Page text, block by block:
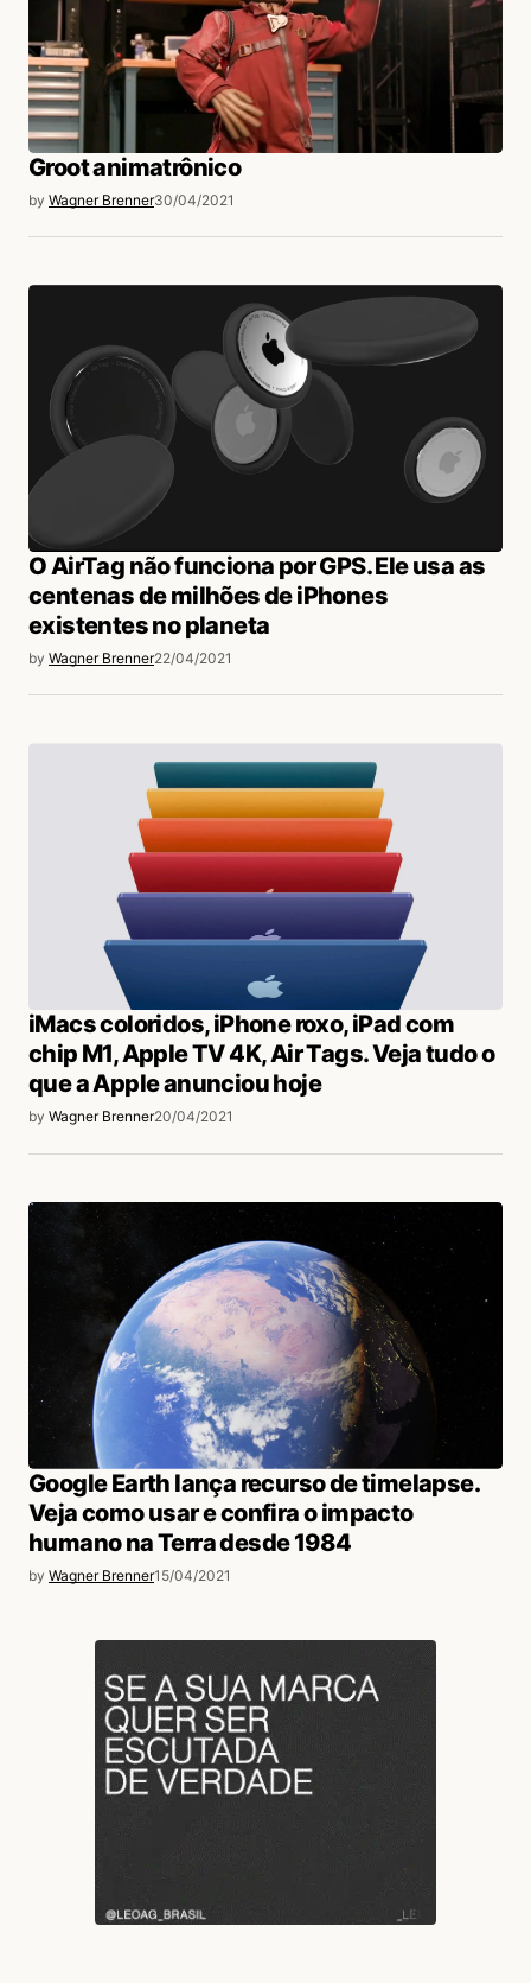
Groot animatrônico
by Wagner Brenner30/04/2021
O AirTag não funciona por GPS. Ele usa as
centenas de milhões de iPhones
existentes no planeta
by Wagner Brenner22/04/2021
iMacs coloridos, iPhone roxo, iPad com
chip M1, Apple TV 4K, Air Tags. Veja tudo o
que a Apple anunciou hoje
by Wagner Brenner20/04/2021
Google Earth lança recurso de timelapse.
Veja como usar e confira o impacto
humano na Terra desde 1984
by Wagner Brenner15/04/2021